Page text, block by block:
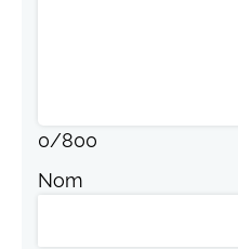
0/800
Nom